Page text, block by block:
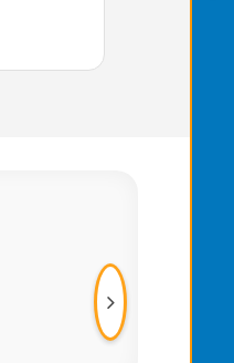
Eccellente
Buono